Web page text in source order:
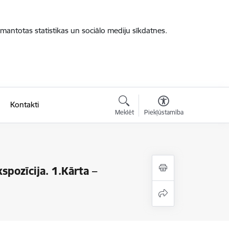
statistikas un sociālo mediju sīkdatnes.
Kontakti
Meklēt Piekļūstamība
1.Kārta –